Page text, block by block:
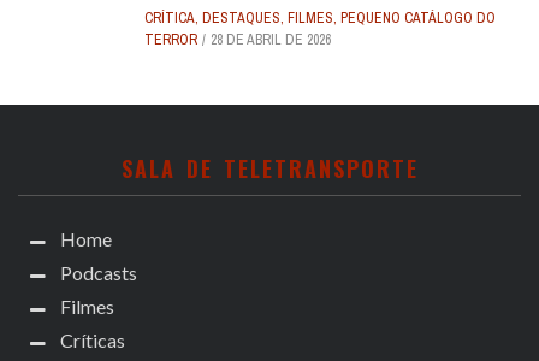
CRÍTICA, DESTAQUES, FILMES, PEQUENO CATÁLOGO DO
TERROR
28 DE ABRIL DE 2026
SALA DE TELETRANSPORTE
Home
Podcasts
Filmes
Críticas